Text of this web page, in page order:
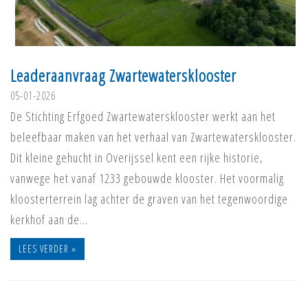
Leaderaanvraag Zwartewatersklooster
05-01-2026
De Stichting Erfgoed Zwartewatersklooster werkt aan het
beleefbaar maken van het verhaal van Zwartewatersklooster.
Dit kleine gehucht in Overijssel kent een rijke historie,
vanwege het vanaf 1233 gebouwde klooster. Het voormalig
kloosterterrein lag achter de graven van het tegenwoordige
kerkhof aan de…
LEES VERDER »